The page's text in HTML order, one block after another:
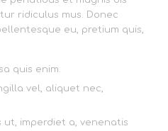
ridiculus mus. Donec
eu, pretium quis,
quis enim.
vel, aliquet nec,
ut, imperdiet a, venenatis